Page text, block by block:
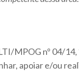
MPOG nº 04/
apoiar e/ou